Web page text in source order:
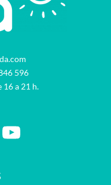
596
16 a 21 h.
YouTube